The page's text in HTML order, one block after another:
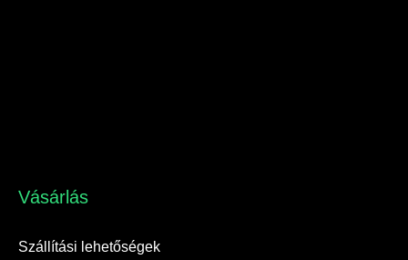
Vásárlás​
Szállítási lehetőségek